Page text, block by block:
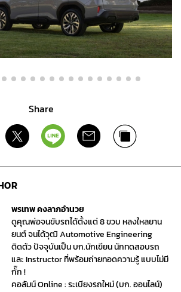
Share
พรเทพ คงลาภอำนวย
ดูคุณพ่อจนขับรถได้ตั้งแต่ 8 ขวบ หลงใหลยาน
ยนต์ จนได้วุฒิ Automotive Engineering
ติดตัว ปัจจุบันเป็น บก.นักเขียน นักทดสอบรถ
และ Instructor ที่พร้อมถ่ายทอดความรู้ แบบไม่มี
กั๊ก !
คอลัมน์ Online : ระเบียงรถใหม่ (บก. ออนไลน์)